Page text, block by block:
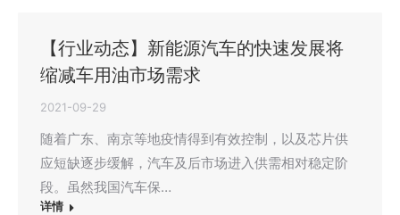
【行业动态】新能源汽车的快速发展将
缩减车用油市场需求
2021-09-29
随着广东、南京等地疫情得到有效控制，以及芯片供
应短缺逐步缓解，汽车及后市场进入供需相对稳定阶
段。虽然我国汽车保…
详情